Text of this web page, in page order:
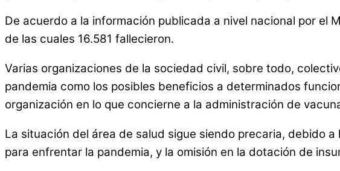
De acuerdo a la información publicada a nivel nacional por el
de las cuales 16.581 fallecieron.
Varias organizaciones de la sociedad civil, sobre todo,
pandemia como los posibles beneficios a determinados
organización en lo que concierne a la administración de
La situación del área de salud sigue siendo precaria, debido
para enfrentar la pandemia, y la omisión en la dotación de